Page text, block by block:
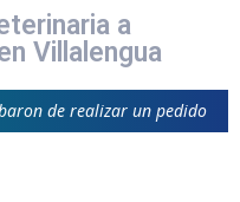
a
Villalengua